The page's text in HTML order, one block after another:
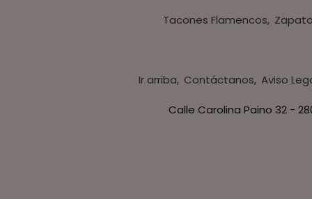
Tacones Flamencos
Ir arriba Contáctanos Aviso
Calle Carolina Paino 32 -